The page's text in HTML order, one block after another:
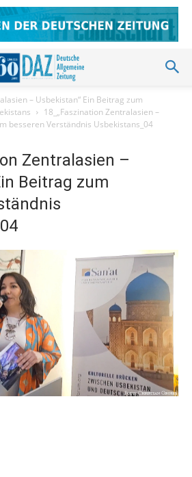
– Usbekistan“ Ein Beitrag zum
18_„Faszination Zentralasien –
besseren Verständnis Usbekistans_04
Zentralasien –
Beitrag zum